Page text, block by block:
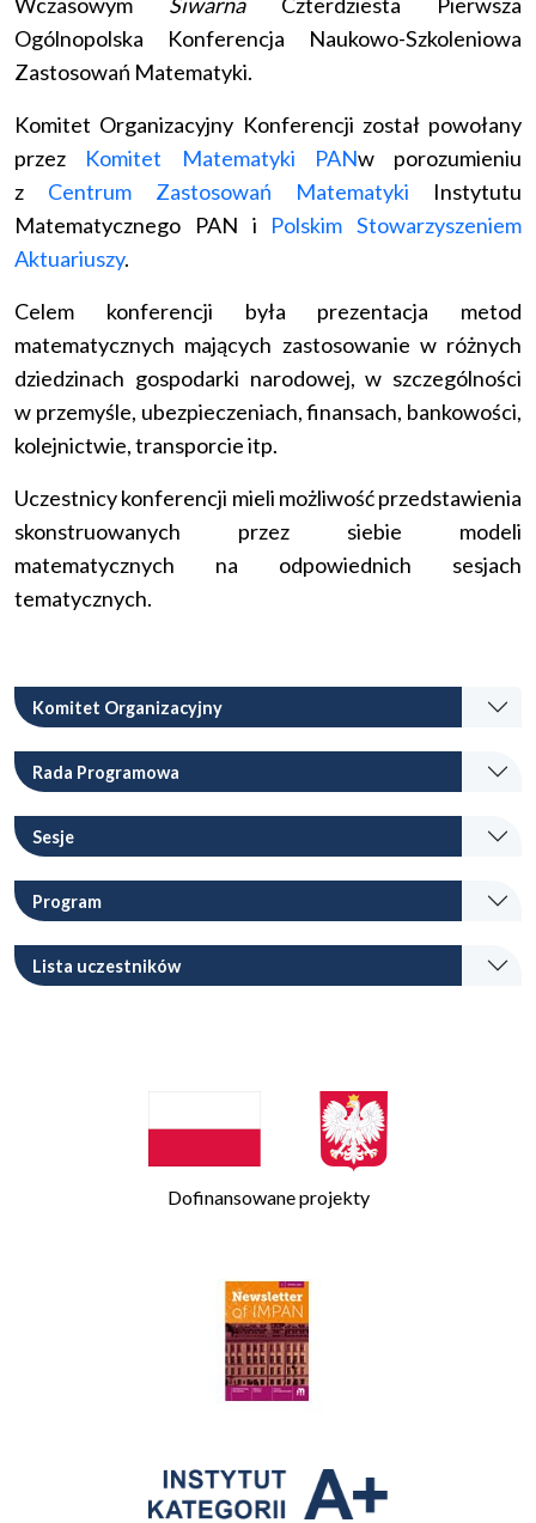
Wczasowym SiwarnaCzterdziesta Pierwsza
Ogólnopolska Konferencja Naukowo-Szkoleniowa
Zastosowań Matematyki.
Komitet Organizacyjny Konferencji został powołany
przez Komitet Matematyki PANw porozumieniu
z Centrum Zastosowań Matematyki Instytutu
Matematycznego PAN i Polskim Stowarzyszeniem
Aktuariuszy.
Celem konferencji była prezentacja metod
matematycznych mających zastosowanie w różnych
dziedzinach gospodarki narodowej, w szczególności
w przemyśle, ubezpieczeniach, finansach, bankowości,
kolejnictwie, transporcie itp.
Uczestnicy konferencji mieli możliwość przedstawienia
skonstruowanych przez siebie modeli
matematycznych na odpowiednich sesjach
tematycznych.
Komitet Organizacyjny
Rada Programowa
Sesje
Program
Lista uczestników
Dofinansowane projekty